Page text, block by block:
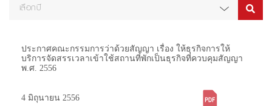
เลือกปี
ประกาศคณะกรรมการว่าด้วยสัญญา เรื่อง ให้ธุรกิจการให้
บริการจัดสรรเวลาเข้าใช้สถานที่พักเป็นธุรกิจที่ควบคุมสัญญา
พ.ศ. 2556
4 มิถุนายน 2556